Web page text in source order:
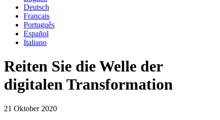
Deutsch
Français
Português
Español
Italiano
Reiten Sie die Welle der
digitalen Transformation
21 Oktober 2020